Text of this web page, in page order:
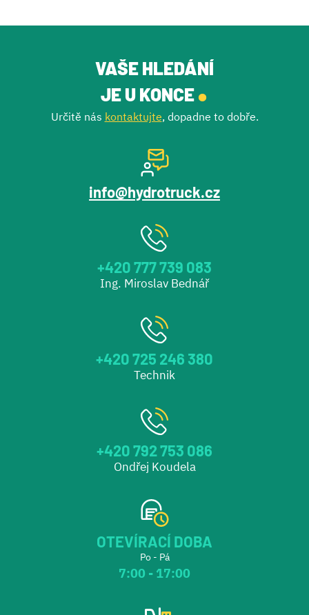
VAŠE HLEDÁNÍ
JE U KONCE.
Určitě nás kontaktujte, dopadne to dobře.
info@hydrotruck.cz
+420 777 739 083
Ing. Miroslav Bednář
+420 725 246 380
Technik
+420 792 753 086
Ondřej Koudela
OTEVÍRACÍ DOBA
Po - Pá
7:00 - 17:00